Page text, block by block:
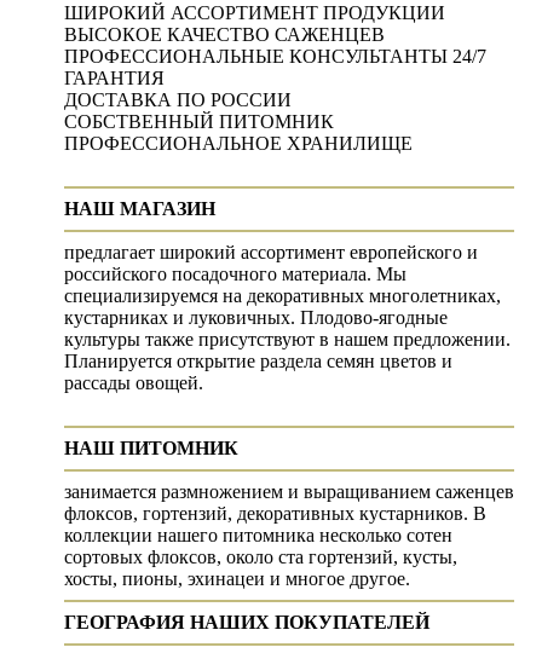
ШИРОКИЙ АССОРТИМЕНТ ПРОДУКЦИИ
ВЫСОКОЕ КАЧЕСТВО САЖЕНЦЕВ
ПРОФЕССИОНАЛЬНЫЕ КОНСУЛЬТАНТЫ 24/7
ГАРАНТИЯ
ДОСТАВКА ПО РОССИИ
СОБСТВЕННЫЙ ПИТОМНИК
ПРОФЕССИОНАЛЬНОЕ ХРАНИЛИЩЕ
НАШ МАГАЗИН
предлагает широкий ассортимент европейского и
российского посадочного материала. Мы
специализируемся на декоративных многолетниках,
кустарниках и луковичных. Плодово-ягодные
культуры также присутствуют в нашем предложении.
Планируется открытие раздела семян цветов и
рассады овощей.
НАШ ПИТОМНИК
занимается размножением и выращиванием саженцев
флоксов, гортензий, декоративных кустарников. В
коллекции нашего питомника несколько сотен
сортовых флоксов, около ста гортензий, кусты,
хосты, пионы, эхинацеи и многое другое.
ГЕОГРАФИЯ НАШИХ ПОКУПАТЕЛЕЙ